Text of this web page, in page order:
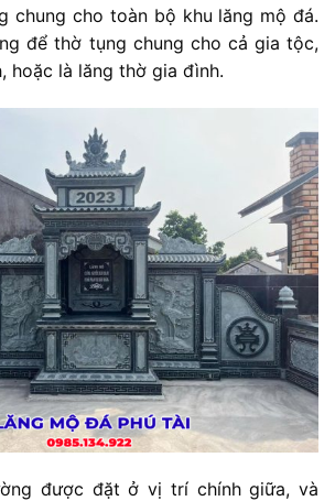
chung cho toàn bộ khu lăng mộ đá.
để thờ tụng chung cho cả gia tộc,
hoặc là lăng thờ gia đình.
được đặt ở vị trí chính giữa, và